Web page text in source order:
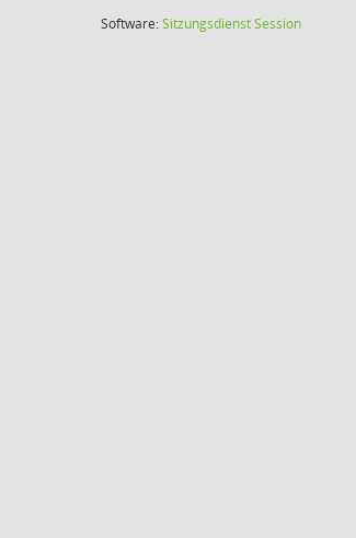
Software:SitzungsdienstSession(Wird in